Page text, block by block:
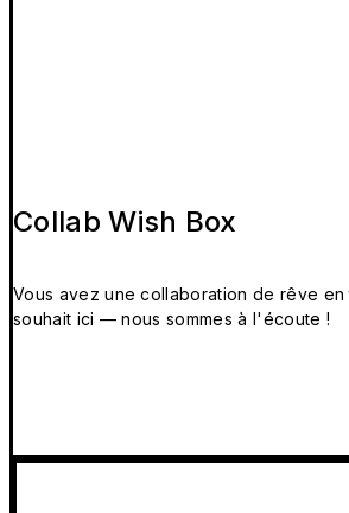
Collab Wish Box
Vous avez une collaboration de rêve
souhait ici — nous sommes à l'écoute !